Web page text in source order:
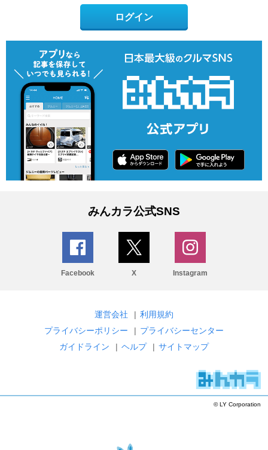
ログイン
みんカラ公式SNS
Facebook X Instagram
運営会社 | 利用規約
プライバシーポリシー
| プライバシーセンター
ガイドライン
| ヘルプ | サイトマップ
© LY Corporation